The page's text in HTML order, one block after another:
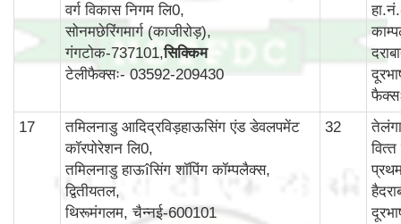
वर्ग विकास निगम लि0,
सोनमछेरिंगमार्ग (काजीरोड़),
गंगटोक-737101,सिक्किम
टेलीफैक्सः- 03592-209430
17
तमिलनाडु आदिद्रविड़हाऊसिंग एंड डेवलपमेंट
कॉरपोरेशन लि0,
तमिलनाडु हाऊîसिंग शॉपिंग कॉम्पलैक्स,
द्वितीयतल,
थिरूमंगलम, चैन्नई-600101
32